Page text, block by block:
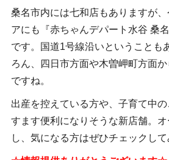
桑名市内には七和店もありますが
アにも『赤ちゃんデパート水谷 桑
です。国道1号線沿いということも
ろん、四日市方面や木曽岬町方面
ですね。
出産を控えている方や、子育て中
すます便利になりそうな新店舗。
し、気になる方はぜひチェックし